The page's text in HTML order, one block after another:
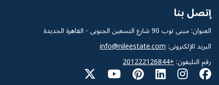
إتصل بنا
العنوان: مبنى توب 90 شارع التسعين الجنوبى - القاهرة الجديدة
البريد الإلكترونى: info@nileestate.com
رقم التليفون: +201222126844